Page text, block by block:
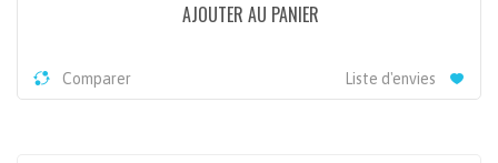
AJOUTER AU PANIER
Liste d'envies
Comparer